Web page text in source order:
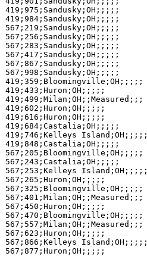
419;975;Sandusky;OH;;;;;
419;984;Sandusky;OH;;;;;
567;219;Sandusky;OH;;;;;
567;256;Sandusky;OH;;;;;
567;283;Sandusky;OH;;;;;
567;417;Sandusky;OH;;;;;
567;867;Sandusky;OH;;;;;
567;998;Sandusky;OH;;;;;
419;359;Bloomingville;OH;;;;;
419;433;Huron;OH;;;;;
419;499;Milan;OH;;Measured;;;
419;602;Huron;OH;;;;;
419;616;Huron;OH;;;;;
419;684;Castalia;OH;;;;;
419;746;Kelleys Island;OH;;;;;
419;848;Castalia;OH;;;;;
567;205;Bloomingville;OH;;;;;
567;243;Castalia;OH;;;;;
567;253;Kelleys Island;OH;;;;;
567;265;Huron;OH;;;;;
567;325;Bloomingville;OH;;;;;
567;401;Milan;OH;;Measured;;;
567;450;Huron;OH;;;;;
567;470;Bloomingville;OH;;;;;
567;557;Milan;OH;;Measured;;;
567;623;Huron;OH;;;;;
567;866;Kelleys Island;OH;;;;;
567;877;Huron;OH;;;;;